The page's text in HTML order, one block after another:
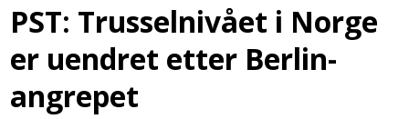
PST: Trusselnivået i Norge
er uendret etter Berlin-
angrepet